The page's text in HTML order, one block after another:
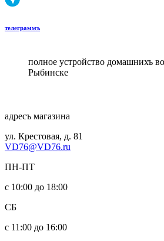
телеграммъ
полное устройство домашнихъ
Рыбинске
адресъ магазина
ул. Крестовая, д. 81
VD76@VD76.ru
ПН-ПТ
с 10:00 до 18:00
СБ
с 11:00 до 16:00